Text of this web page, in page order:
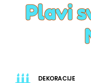
Plavi
DEKORACIJE